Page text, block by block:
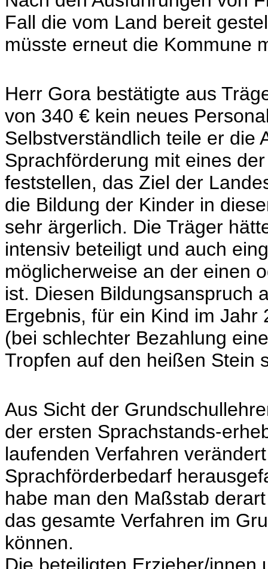
Fall die vom Land bereit
müsste erneut die Kommune
Herr Gora bestätigte aus
von 340 € kein neues
Selbstverständlich teile er die
Sprachförderung mit eines
feststellen, das Ziel der
die Bildung der Kinder in
sehr ärgerlich. Die Träger
intensiv beteiligt und auch
möglicherweise an der einen
ist. Diesen Bildungsanspruch
Ergebnis, für ein Kind im
(bei schlechter Bezahlung
Tropfen auf den heißen Stein
Aus Sicht der
der ersten Sprachstands-
laufenden Verfahren
Sprachförderbedarf
habe man den Maßstab
das gesamte Verfahren im
können.